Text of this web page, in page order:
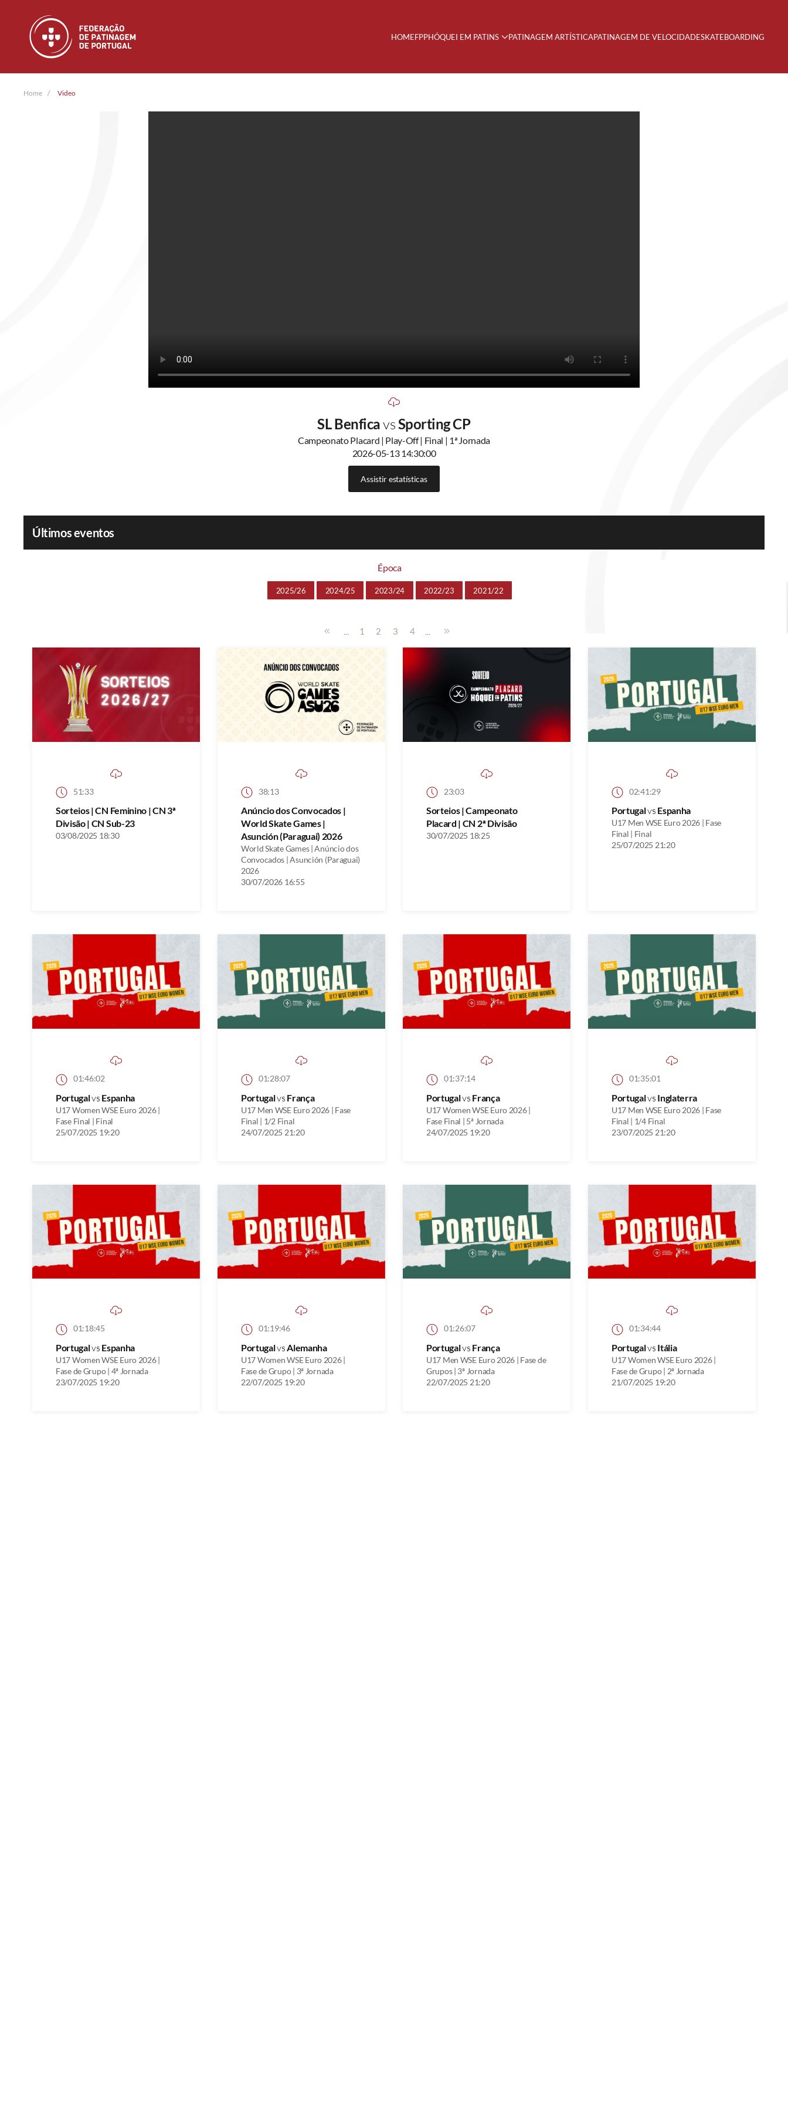
Skip to main content HOMEFPPHÓQUEI EM PATINS PATINAGEM ARTÍSTICAPATINAGEM DE VELOCIDADESKATEBOARDING
Home Video
SL BenficavsSporting CP
Campeonato Placard | Play-Off | Final | 1ª Jornada
2026-05-13 14:30:00
Assistir estatísticas
Últimos eventos
Época
2025/26 2024/25 2023/24 2022/23 2021/22
... 1 2 3 4 ...
51:33
Sorteios | CN Feminino | CN 3ª
Divisão | CN Sub-23
03/08/2025 18:30
38:13
Anúncio dos Convocados |
World Skate Games |
Asunción (Paraguai) 2026
World Skate Games | Anúncio dos
Convocados | Asunción (Paraguai)
2026
30/07/2026 16:55
23:03
Sorteios | Campeonato
Placard | CN 2ª Divisão
30/07/2025 18:25
02:41:29
Portugalvs Espanha
U17 Men WSE Euro 2026 | Fase
Final | Final
25/07/2025 21:20
01:46:02
Portugalvs Espanha
U17 Women WSE Euro 2026 |
Fase Final | Final
25/07/2025 19:20
01:28:07
Portugalvs França
U17 Men WSE Euro 2026 | Fase
Final | 1/2 Final
24/07/2025 21:20
01:37:14
Portugalvs França
U17 Women WSE Euro 2026 |
Fase Final | 5ª Jornada
24/07/2025 19:20
01:35:01
Portugalvs Inglaterra
U17 Men WSE Euro 2026 | Fase
Final | 1/4 Final
23/07/2025 21:20
01:18:45
Portugalvs Espanha
U17 Women WSE Euro 2026 |
Fase de Grupo | 4ª Jornada
23/07/2025 19:20
01:19:46
PortugalvsAlemanha
U17 Women WSE Euro 2026 |
Fase de Grupo | 3ª Jornada
22/07/2025 19:20
01:26:07
Portugalvs França
U17 Men WSE Euro 2026 | Fase de
Grupos | 3ª Jornada
22/07/2025 21:20
01:34:44
Portugalvs Itália
U17 Women WSE Euro 2026 |
Fase de Grupo | 2ª Jornada
21/07/2025 19:20